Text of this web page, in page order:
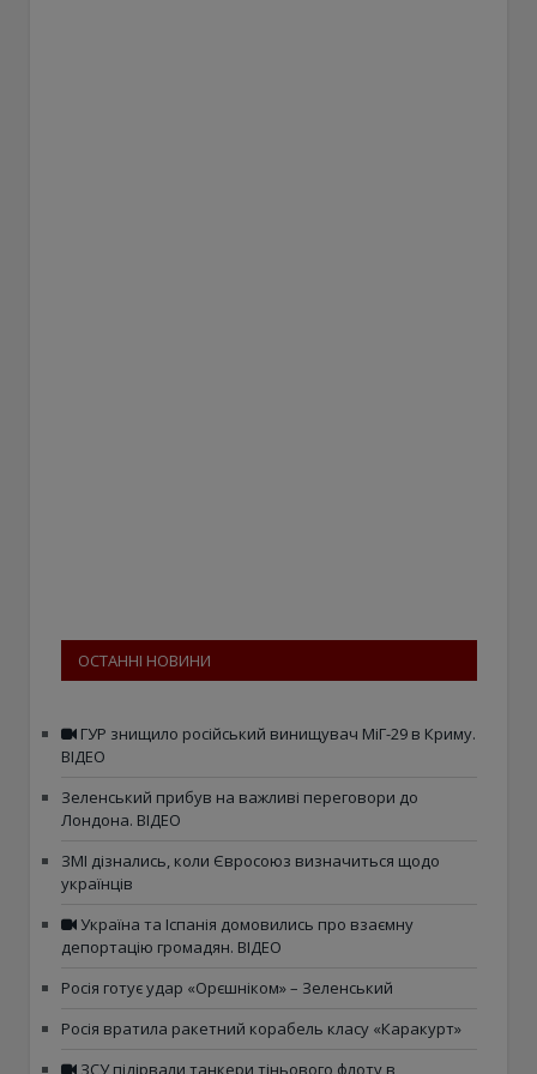
ОСТАННІ НОВИНИ
ГУР знищило російський винищувач МіГ-29 в Криму.
ВІДЕО
Зеленський прибув на важливі переговори до
Лондона. ВІДЕО
ЗМІ дізнались, коли Євросоюз визначиться щодо
українців
Україна та Іспанія домовились про взаємну
депортацію громадян. ВІДЕО
Росія готує удар «Орєшніком» – Зеленський
Росія вратила ракетний корабель класу «Каракурт»
ЗСУ підірвали танкери тіньового флоту в